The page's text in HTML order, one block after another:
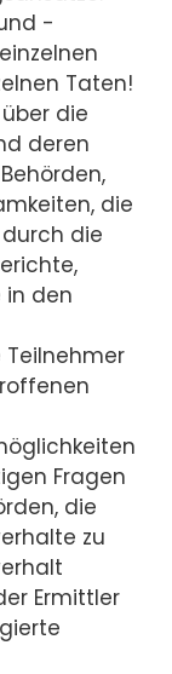
-
Taten!
die
deren
die
die
in den
Teilnehmer
Fragen
die
zu
Ermittler